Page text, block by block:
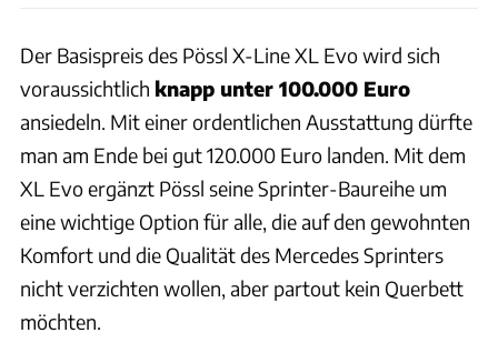
Der Basispreis des Pössl X-Line XL Evo wird sich
voraussichtlich knapp unter 100.000 Euro
ansiedeln. Mit einer ordentlichen Ausstattung dürfte
man am Ende bei gut 120.000 Euro landen. Mit dem
XL Evo ergänzt Pössl seine Sprinter-Baureihe um
eine wichtige Option für alle, die auf den gewohnten
Komfort und die Qualität des Mercedes Sprinters
nicht verzichten wollen, aber partout kein Querbett
möchten.